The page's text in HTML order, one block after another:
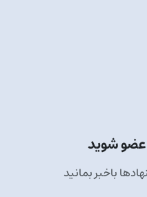
عضو شوید
باخبر بمانید